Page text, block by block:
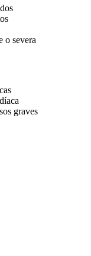
o severa
graves